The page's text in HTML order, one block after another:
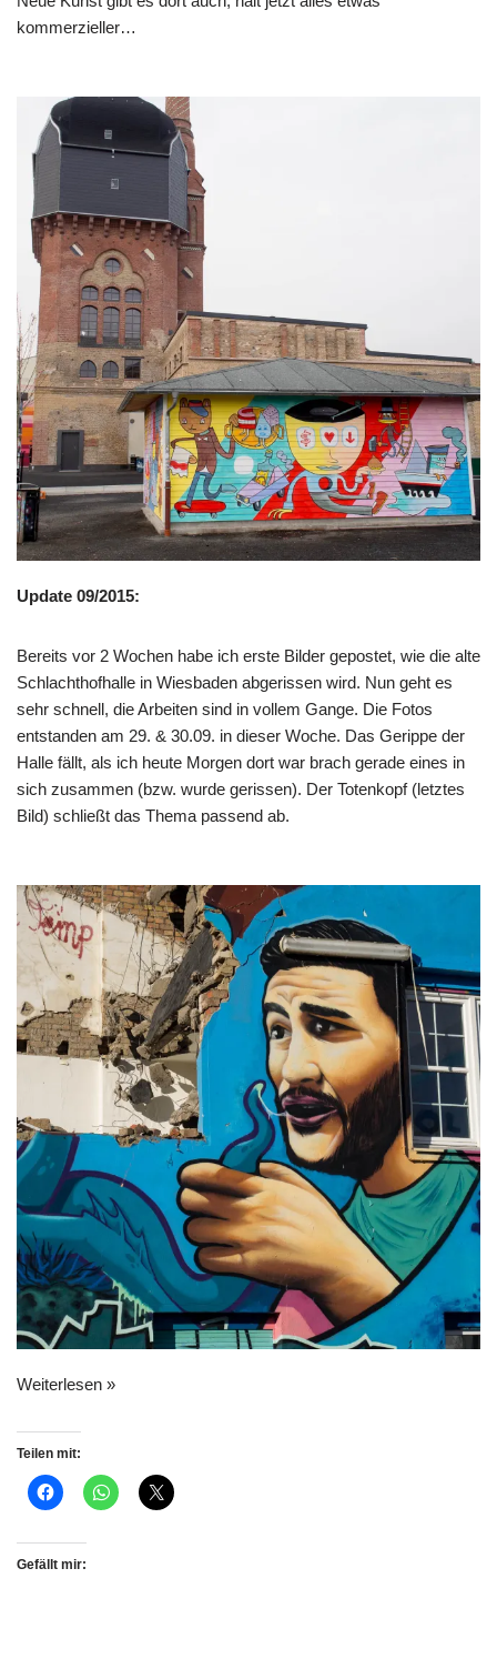
kommerzieller…
Update 09/2015:
Bereits vor 2 Wochen habe ich erste Bilder gepostet, wie die alte
Schlachthofhalle in Wiesbaden abgerissen wird. Nun geht es
sehr schnell, die Arbeiten sind in vollem Gange. Die Fotos
entstanden am 29. & 30.09. in dieser Woche. Das Gerippe der
Halle fällt, als ich heute Morgen dort war brach gerade eines in
sich zusammen (bzw. wurde gerissen). Der Totenkopf (letztes
Bild) schließt das Thema passend ab.
Weiterlesen »
Teilen mit:
Gefällt mir: